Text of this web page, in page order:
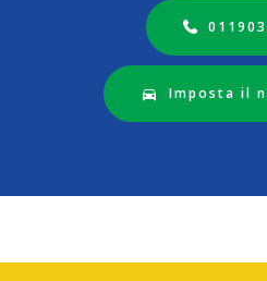
Imposta il